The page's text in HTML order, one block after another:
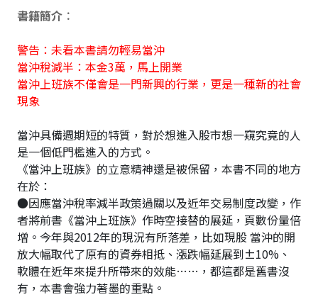
書籍簡介︰
警告：未看本書請勿輕易當沖
當沖稅減半：本金3萬，馬上開業
當沖上班族不僅會是一門新興的行業，更是一種新的社會
現象
當沖具備週期短的特質，對於想進入股市想一窺究竟的人
是一個低門檻進入的方式。
《當沖上班族》的立意精神還是被保留，本書不同的地方
在於：
●因應當沖稅率減半政策過關以及近年交易制度改變，作
者將前書《當沖上班族》作時空接替的展延，頁數份量倍
增。今年與2012年的現況有所落差，比如現股 當沖的開
放大幅取代了原有的資券相抵、漲跌幅延展到±10%、
軟體在近年來提升所帶來的效能……，都這都是舊書沒
有，本書會強力著墨的重點。